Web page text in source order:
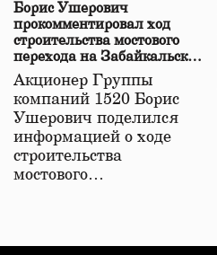
Борис Ушерович
прокомментировал ход
строительства мостового
перехода на Забайкальской
железной дороге
Акционер Группы
компаний 1520 Борис
Ушерович поделился
информацией о ходе
строительства
мостового…